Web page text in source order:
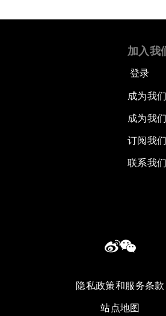
加入我
登录
成为我
成为我
订阅我
联系我们
隐私政策和服务条款
站点地图